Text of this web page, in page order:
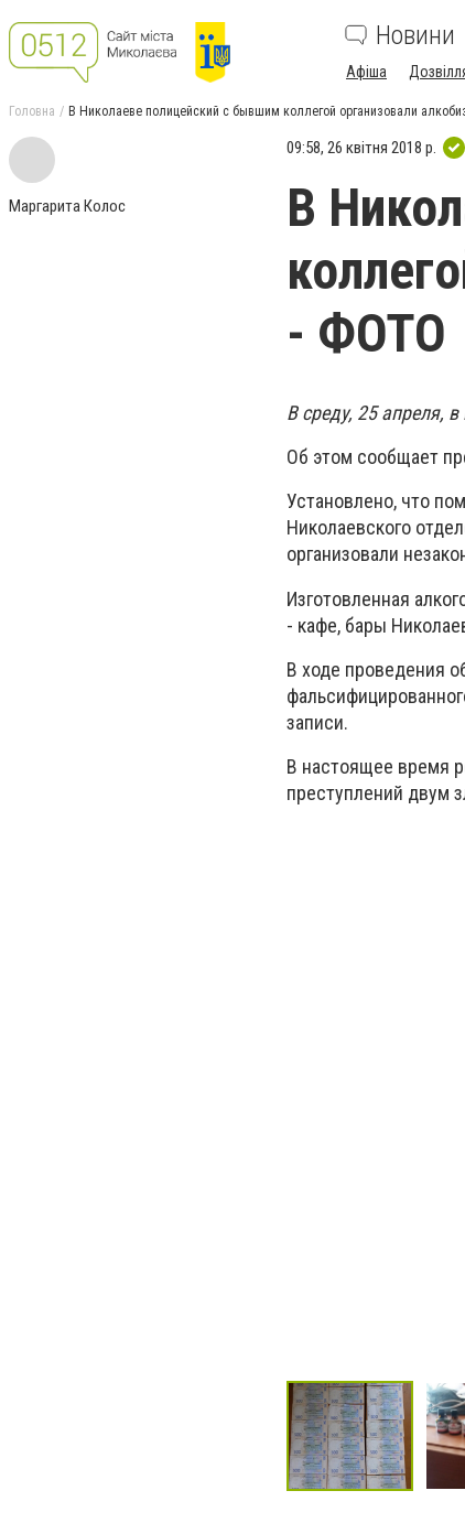
Новини
Афіша
Головна В Николаеве полицейский с бывшим коллегой организовали
Маргарита Колос
09:58, 26 квітня 2018 р.
В
- ФОТО
В среду, 25 апреля,
Об этом сообщает
Установлено, что
Николаевского
организовали
Изготовленная
- кафе, бары
В ходе проведения
записи.
В настоящее время
преступлений двум